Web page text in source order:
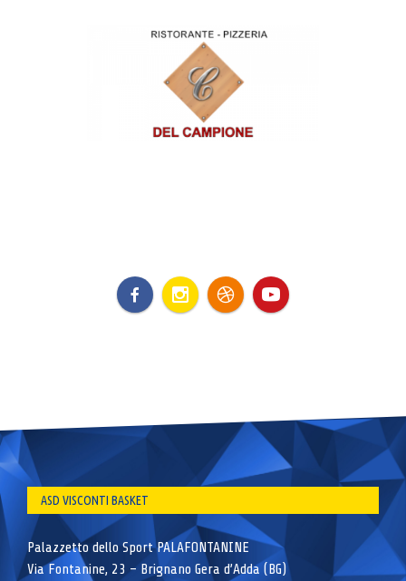
ASD VISCONTI BASKET
Palazzetto dello Sport PALAFONTANINE
Via Fontanine, 23 – Brignano Gera d’Adda (BG)